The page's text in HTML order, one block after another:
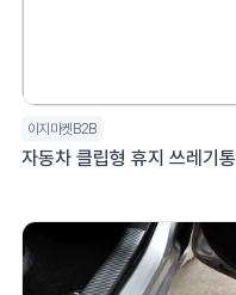
이지마켓B2B
자동차 클립형 휴지 쓰레기통